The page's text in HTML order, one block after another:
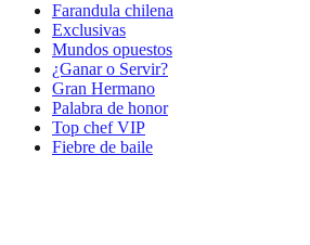
Farandula chilena
Exclusivas
Mundos opuestos
¿Ganar o Servir?
Gran Hermano
Palabra de honor
Top chef VIP
Fiebre de baile